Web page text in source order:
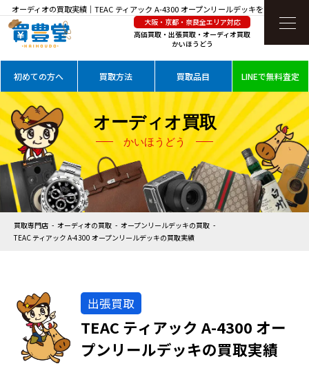
オーディオの買取実績｜TEAC ティアック A-4300 オープンリールデッキを高価買取
大阪・京都・奈良全エリア対応
高価買取・出張買取・オーディオ買取
かいほうどう
初めての方へ 買取方法 買取品目 LINEで無料査定
オーディオ買取
かいほうどう
買取専門店 オーディオの買取
オープンリールデッキの買取
TEAC ティアック A-4300 オープンリールデッキの買取実績
出張買取
TEAC ティアック A-4300 オー
プンリールデッキの買取実績